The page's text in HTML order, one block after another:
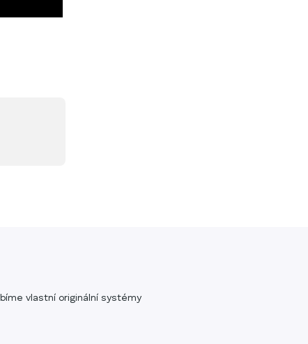
vlastní originální systémy